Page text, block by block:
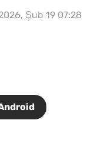
Şub 19 07:28